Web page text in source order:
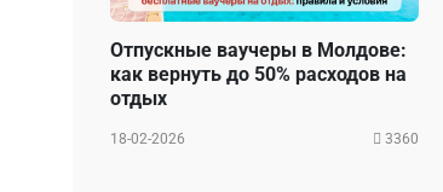
Отпускные ваучеры в Молдове:
как вернуть до 50% расходов на
отдых
18-02-2026 3360